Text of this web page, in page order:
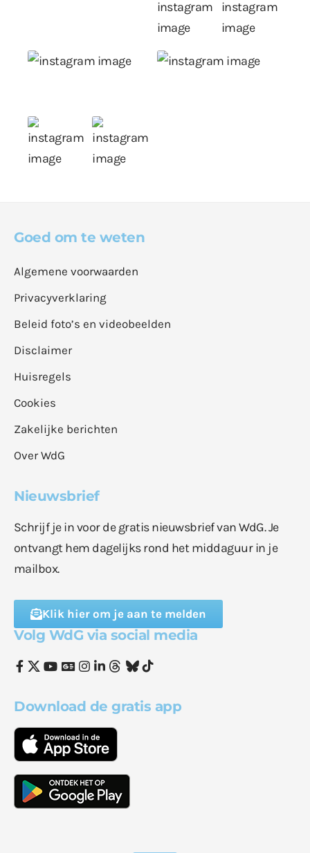
Goed om te weten
Algemene voorwaarden
Privacyverklaring
Beleid foto’s en videobeelden
Disclaimer
Huisregels
Cookies
Zakelijke berichten
Over WdG
Nieuwsbrief
Schrijf je in voor de gratis nieuwsbrief van WdG. Je
ontvangt hem dagelijks rond het middaguur in je
mailbox.
Klik hier om je aan te melden
Volg WdG via social media
Download de gratis app